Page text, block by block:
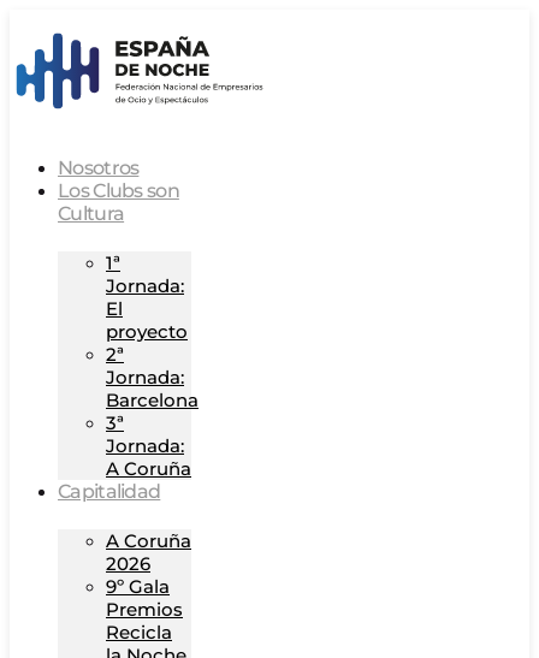
Nosotros
Los Clubs son
Cultura
1ª
Jornada:
El
proyecto
2ª
Jornada:
Barcelona
3ª
Jornada:
A Coruña
Capitalidad
A Coruña
2026
9º Gala
Premios
Recicla